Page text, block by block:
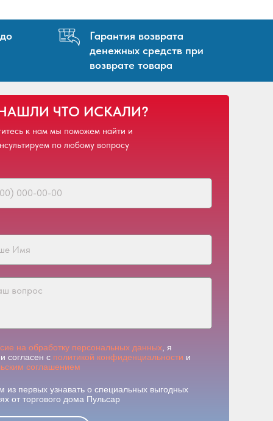
Гарантия возврата
денежных средств при
возврате товара
ЧТО ИСКАЛИ?
к нам мы поможем найти и
по любому вопросу
на обработку персональных данных , я
согласен с политикой конфиденциальности и
соглашением
из первых узнавать о специальных выгодных
от торгового дома Пульсар